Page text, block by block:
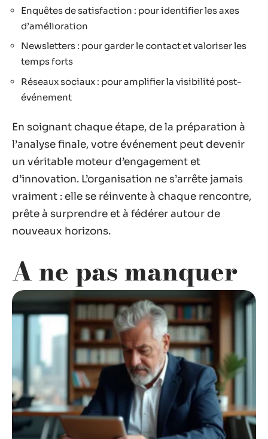
Enquêtes de satisfaction : pour identifier les axes
d’amélioration
Newsletters : pour garder le contact et valoriser les
temps forts
Réseaux sociaux : pour amplifier la visibilité post-
événement
En soignant chaque étape, de la préparation à
l’analyse finale, votre événement peut devenir
un véritable moteur d’engagement et
d’innovation. L’organisation ne s’arrête jamais
vraiment : elle se réinvente à chaque rencontre,
prête à surprendre et à fédérer autour de
nouveaux horizons.
A ne pas manquer